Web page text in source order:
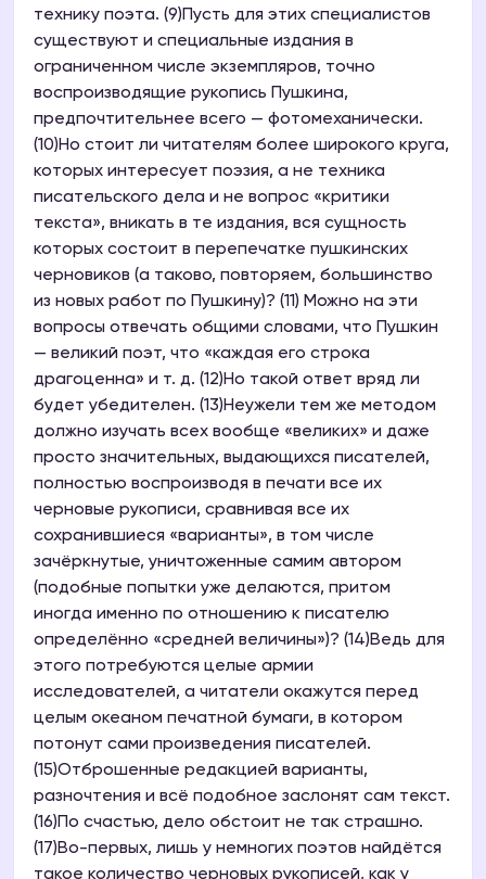
технику поэта. (9)Пусть для этих специалистов
существуют и специальные издания в
ограниченном числе экземпляров, точно
воспроизводящие рукопись Пушкина,
предпочтительнее всего — фотомеханически.
(10)Но стоит ли читателям более широкого круга,
которых интересует поэзия, а не техника
писательского дела и не вопрос «критики
текста», вникать в те издания, вся сущность
которых состоит в перепечатке пушкинских
черновиков (а таково, повторяем, большинство
из новых работ по Пушкину)? (11) Можно на эти
вопросы отвечать общими словами, что Пушкин
— великий поэт, что «каждая его строка
драгоценна» и т. д. (12)Но такой ответ вряд ли
будет убедителен. (13)Неужели тем же методом
должно изучать всех вообще «великих» и даже
просто значительных, выдающихся писателей,
полностью воспроизводя в печати все их
черновые рукописи, сравнивая все их
сохранившиеся «варианты», в том числе
зачёркнутые, уничтоженные самим автором
(подобные попытки уже делаются, притом
иногда именно по отношению к писателю
определённо «средней величины»)? (14)Ведь для
этого потребуются целые армии
исследователей, а читатели окажутся перед
целым океаном печатной бумаги, в котором
потонут сами произведения писателей.
(15)Отброшенные редакцией варианты,
разночтения и всё подобное заслонят сам текст.
(16)По счастью, дело обстоит не так страшно.
(17)Во-первых, лишь у немногих поэтов найдётся
такое количество черновых рукописей, как у